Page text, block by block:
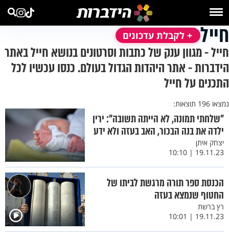
חייל + לקבלת עדכונים
חייל - מגוון ענק של כתבות וסרטונים בנושא חייל באתר
הידברות - אתר היהדות הגדול בעולם. כנסו עכשיו לכל
התכנים על חייל
נמצאו 196 תוצאות:
"שלחתי תמונה, לא הייתה תשובה": ירין
ילדה את בנה הבכור, האב בעזה ולא ידע
יצחק איתן
19.11.23 | 10:10
הכנסת ספר תורה מרגשת לביתו של
החטוף שנמצא בעזה
רץ ברשת
19.11.23 | 10:01